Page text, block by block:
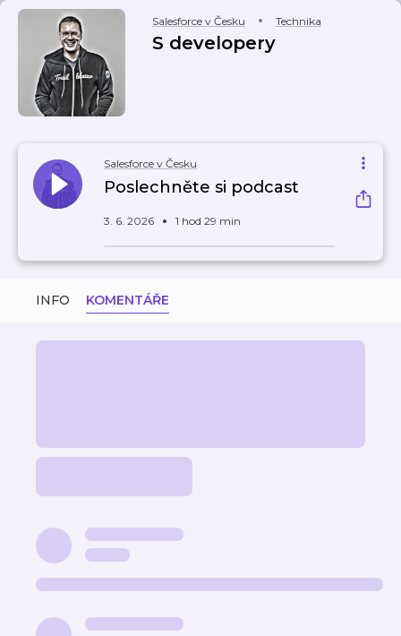
Salesforce v Česku Technika
S developery
Salesforce v Česku
Poslechněte si podcast
3. 6. 2026 1 hod 29 min
INFO KOMENTÁŘE